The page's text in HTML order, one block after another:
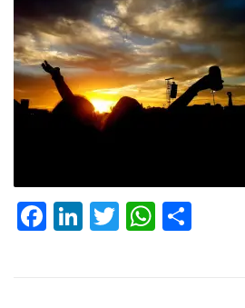
Facebook
LinkedIn
Twitter